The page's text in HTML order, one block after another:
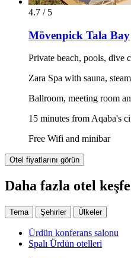
4.7 / 5
Mövenpick Tala Bay
Private beach, pools, dive
Zara Spa with sauna,
Ballroom, meeting room
15 minutes from Aqaba's
Free Wifi and minibar
Otel fiyatlarını görün
Daha fazla otel
Tema Şehirler Ülkeler
Ürdün konferans salonu
Spalı Ürdün otelleri